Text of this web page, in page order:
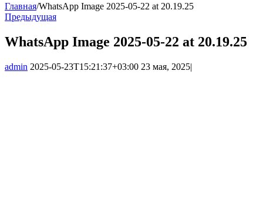
Главная/WhatsApp Image 2025-05-22 at 20.19.25
Предыдущая
WhatsApp Image 2025-05-22 at 20.19.25
admin 2025-05-23T15:21:37+03:00 23 мая, 2025|